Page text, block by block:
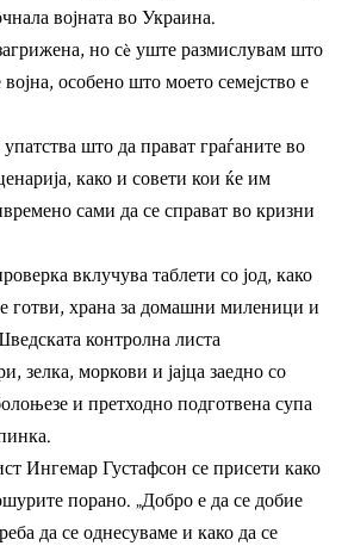
војната во Украина.
но сè уште размислувам што
особено што моето семејство е
што да прават граѓаните во
како и совети кои ќе им
сами да се справат во кризни
вклучува таблети со јод, како
готви, храна за домашни миленици и
контролна листа
зелка, моркови и јајца заедно со
и претходно подготвена супа
Ингемар Густафсон се присети како
порано. „Добро е да се добие
да се однесуваме и како да се